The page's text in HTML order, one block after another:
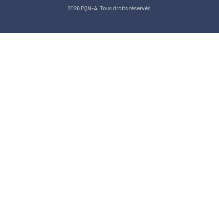
2026 PQN-A. Tous droits réservés.